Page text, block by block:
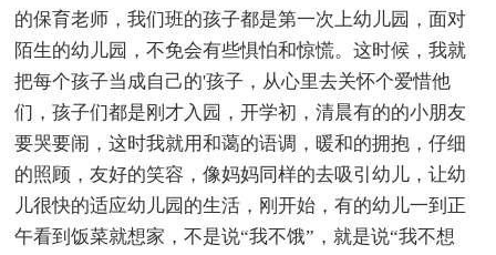
的保育老师，我们班的孩子都是第一次上幼儿园，面对
陌生的幼儿园，不免会有些惧怕和惊慌。这时候，我就
把每个孩子当成自己的'孩子，从心里去关怀个爱惜他
们，孩子们都是刚才入园，开学初，清晨有的的小朋友
要哭要闹，这时我就用和蔼的语调，暖和的拥抱，仔细
的照顾，友好的笑容，像妈妈同样的去吸引幼儿，让幼
儿很快的适应幼儿园的生活，刚开始，有的幼儿一到正
午看到饭菜就想家，不是说“我不饿”，就是说“我不想